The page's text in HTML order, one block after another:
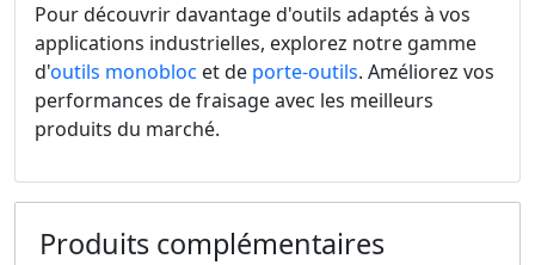
Pour découvrir davantage d'outils adaptés à vos
applications industrielles, explorez notre gamme
d'outils monobloc et de porte-outils. Améliorez vos
performances de fraisage avec les meilleurs
produits du marché.
Produits complémentaires